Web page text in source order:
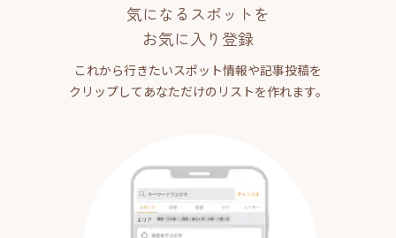
気になるスポットを
お気に入り登録
これから行きたいスポット情報や記事投稿を
クリップしてあなただけのリストを作れます。